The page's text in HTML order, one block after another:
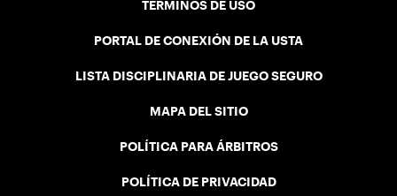
TÉRMINOS DE USO
PORTAL DE CONEXIÓN DE LA USTA
LISTA DISCIPLINARIA DE JUEGO SEGURO
MAPA DEL SITIO
POLÍTICA PARA ÁRBITROS
POLÍTICA DE PRIVACIDAD